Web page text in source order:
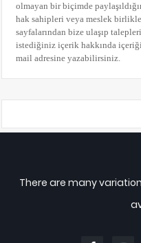
olmayan bir biçimde
hak sahipleri veya meslek
sayfalarından bize ulaşıp
istediğiniz içerik hakkında
mail adresine yazabilirsiniz.
There are many